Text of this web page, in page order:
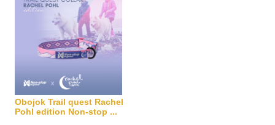
Obojok Trail quest Rachel
Pohl edition Non-stop ...